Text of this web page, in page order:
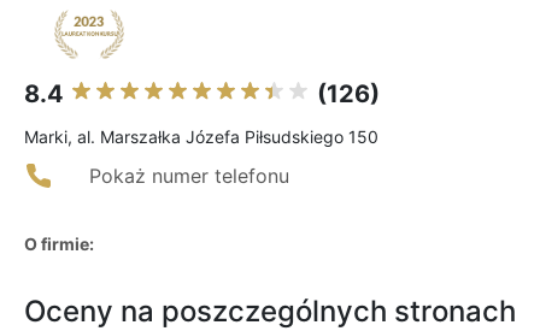
8.4 (126)
Marki, al. Marszałka Józefa Piłsudskiego 150
Pokaż numer telefonu
O firmie:
Oceny na poszczególnych stronach